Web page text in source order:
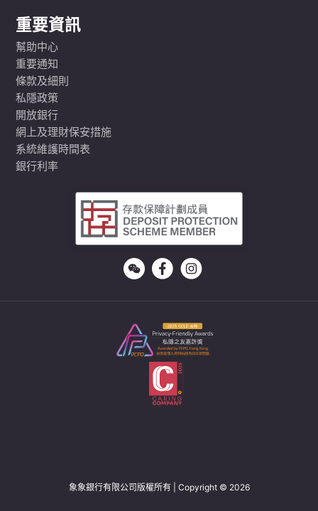
重要資訊
幫助中心
重要通知
條款及細則
私隱政策
開放銀行
網上及理財保安措施
系統維護時間表
銀行利率
象象銀行有限公司版權所有 | Copyright © 2026